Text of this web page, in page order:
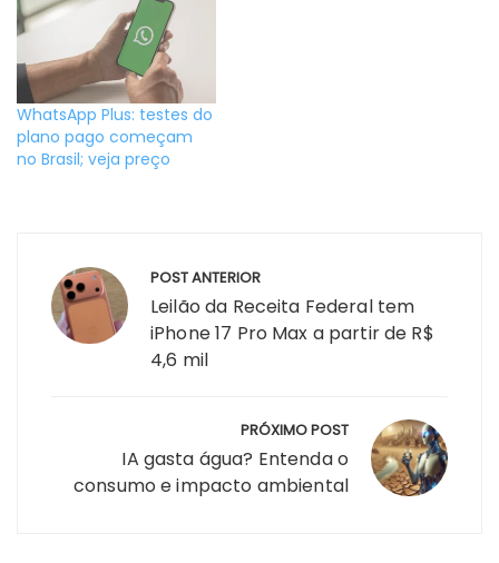
WhatsApp Plus: testes do
plano pago começam
no Brasil; veja preço
de
Post
POST ANTERIOR
Leilão da Receita Federal tem
iPhone 17 Pro Max a partir de R$
4,6 mil
PRÓXIMO POST
IA gasta água? Entenda o
consumo e impacto ambiental